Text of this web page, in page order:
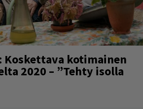
Koskettava kotimainen
2020 – ”Tehty isolla